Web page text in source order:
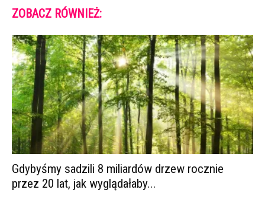
ZOBACZ RÓWNIEŻ:
Gdybyśmy sadzili 8 miliardów drzew rocznie
przez 20 lat, jak wyglądałaby...